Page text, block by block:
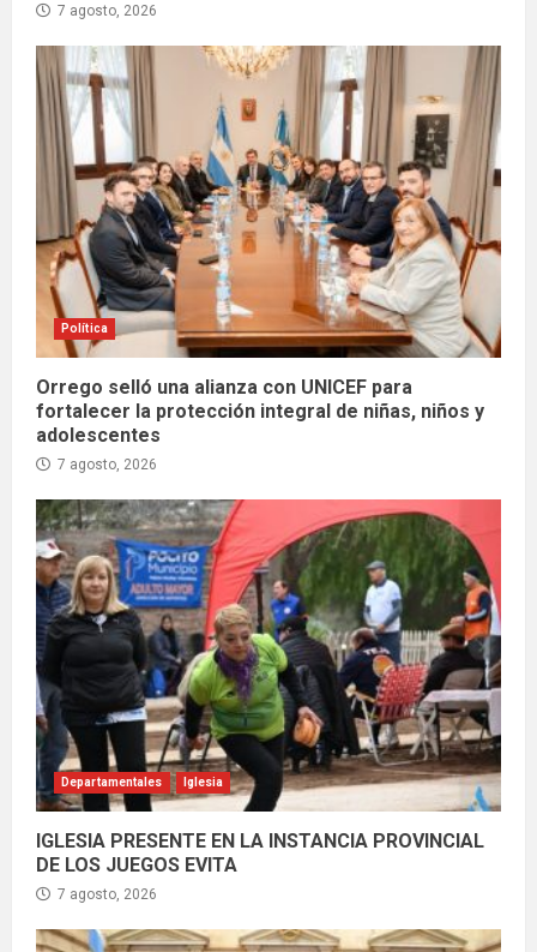
7 agosto, 2026
Política
Orrego selló una alianza con UNICEF para
fortalecer la protección integral de niñas, niños y
adolescentes
7 agosto, 2026
Departamentales Iglesia
IGLESIA PRESENTE EN LA INSTANCIA PROVINCIAL
DE LOS JUEGOS EVITA
7 agosto, 2026